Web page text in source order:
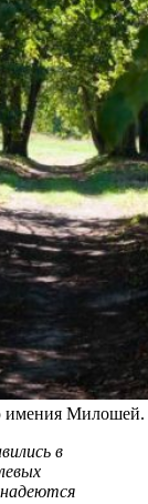
имения
в